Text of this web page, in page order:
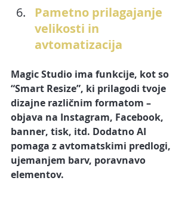
Pametno prilagajanje
velikosti in
avtomatizacija
Magic Studio ima funkcije, kot so
“Smart Resize”, ki prilagodi tvoje
dizajne različnim formatom –
objava na Instagram, Facebook,
banner, tisk, itd. Dodatno AI
pomaga z avtomatskimi predlogi,
ujemanjem barv, poravnavo
elementov.